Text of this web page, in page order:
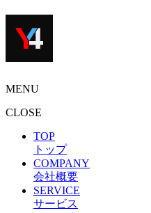
MENU
CLOSE
TOP
トップ
COMPANY
会社概要
SERVICE
サービス